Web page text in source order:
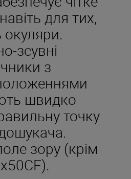
для тих,
окуляри.
зсувні
з
швидко
точку
зору (крім